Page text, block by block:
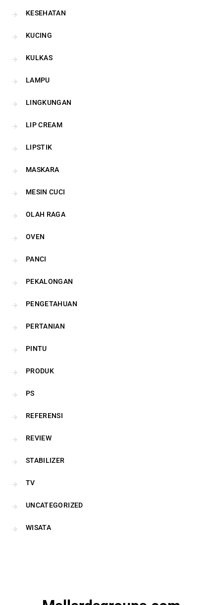
KESEHATAN
KUCING
KULKAS
LAMPU
LINGKUNGAN
LIP CREAM
LIPSTIK
MASKARA
MESIN CUCI
OLAH RAGA
OVEN
PANCI
PEKALONGAN
PENGETAHUAN
PERTANIAN
PINTU
PRODUK
PS
REFERENSI
REVIEW
STABILIZER
TV
UNCATEGORIZED
WISATA